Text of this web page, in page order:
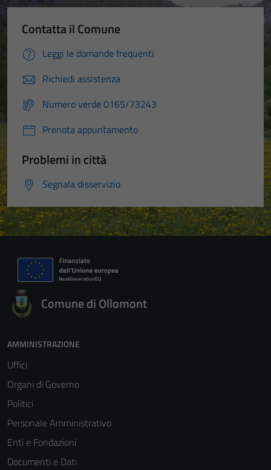
Contatta il Comune
Leggi le domande frequenti
Richiedi assistenza
Numero verde 0165/73243
Prenota appuntamento
Problemi in città
Segnala disservizio
Comune di Ollomont
AMMINISTRAZIONE
Uffici
Organi di Governo
Politici
Personale Amministrativo
Enti e Fondazioni
Documenti e Dati